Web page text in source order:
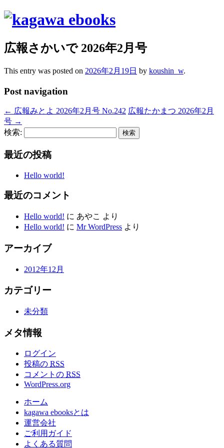
広報さかいで 2026年2月号
This entry was posted on 2026年2月19日 by koushin_w.
Post navigation
← 広報みとよ 2026年2月号 No.242 広報たかまつ 2026年2月
号 →
検索:
最近の投稿
Hello world!
最近のコメント
Hello world! に あやこ より
Hello world! に Mr WordPress より
アーカイブ
2012年12月
カテゴリー
未分類
メタ情報
ログイン
投稿の RSS
コメントの RSS
WordPress.org
ホーム
kagawa ebooksとは
運営会社
ご利用ガイド
よくある質問